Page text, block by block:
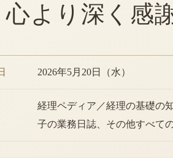
心より深く感
2026年5月20日（水）
経理ペディア／経理の基礎の
子の業務日誌、その他すべて